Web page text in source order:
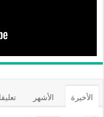
الأخيرة الأشهر